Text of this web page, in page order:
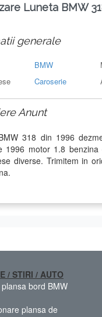
Luneta BMW
generale
BMW
Caroserie
Anunt
318 din 1996
1996 motor 1.8
diverse. Trimitem in
/ STIRI / AUTO
bord BMW
plansa de